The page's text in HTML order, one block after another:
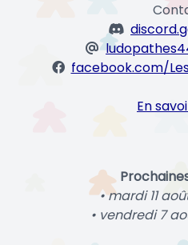
facebook.com/
En
• mardi 11
• vendredi 7